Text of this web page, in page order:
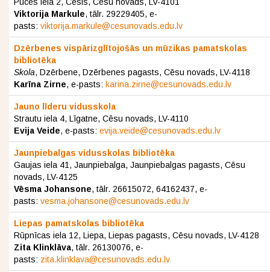
Viktorija Markule, tālr. 29229405, e-
pasts: viktorija.markule@cesunovads.edu.lv
Dzērbenes vispārizglītojošās un mūzikas pamatskolas
bibliotēka
Skola, Dzērbene, Dzērbenes pagasts, Cēsu novads, LV-4118
Karīna Zirne, e-pasts: karina.zirne@cesunovads.edu.lv
Jauno līderu vidusskola
Strautu iela 4, Līgatne, Cēsu novads, LV-4110
Evija Veide, e-pasts: evija.veide@cesunovads.edu.lv
Jaunpiebalgas vidusskolas bibliotēka
Gaujas iela 41, Jaunpiebalga, Jaunpiebalgas pagasts, Cēsu
novads, LV-4125
Vēsma Johansone, tālr. 26615072, 64162437, e-
pasts: vesma.johansone@cesunovads.edu.lv
Liepas pamatskolas bibliotēka
Rūpnīcas iela 12, Liepa, Liepas pagasts, Cēsu novads, LV-4128
Zita Klinklāva, tālr. 26130076, e-
pasts: zita.klinklava@cesunovads.edu.lv